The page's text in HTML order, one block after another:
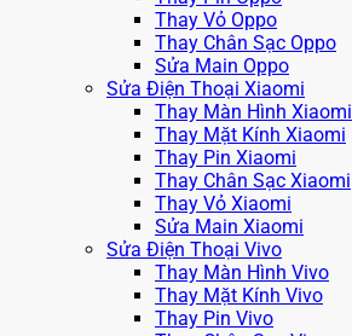
Thay Vỏ Oppo
Thay Chân Sạc Oppo
Sửa Main Oppo
Sửa Điện Thoại Xiaomi
Thay Màn Hình Xiaomi
Thay Mặt Kính Xiaomi
Thay Pin Xiaomi
Thay Chân Sạc Xiaomi
Thay Vỏ Xiaomi
Sửa Main Xiaomi
Sửa Điện Thoại Vivo
Thay Màn Hình Vivo
Thay Mặt Kính Vivo
Thay Pin Vivo